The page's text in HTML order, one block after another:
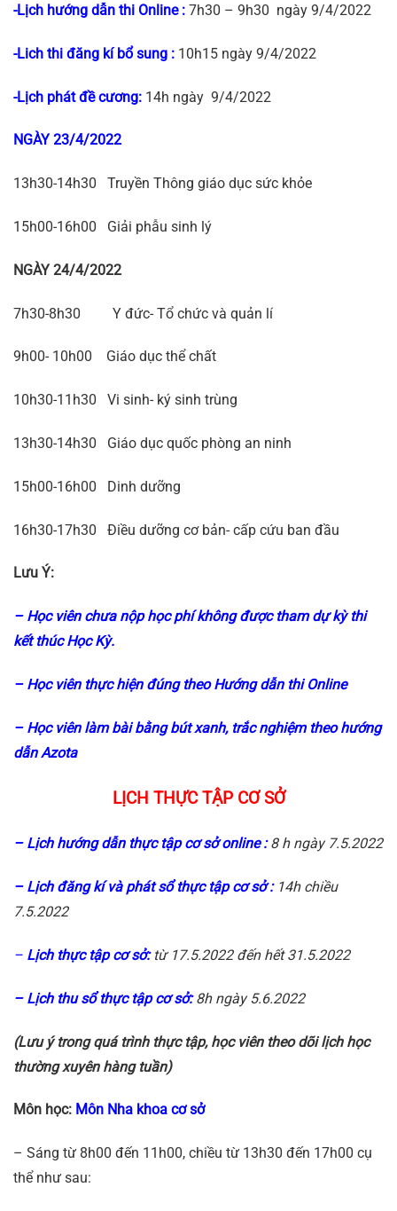
-Lịch hướng dẫn thi Online : 7h30 – 9h30 ngày 9/4/2022
-Lich thi đăng kí bổ sung : 10h15 ngày 9/4/2022
-Lịch phát đề cương: 14h ngày 9/4/2022
NGÀY 23/4/2022
13h30-14h30 Truyền Thông giáo dục sức khỏe
15h00-16h00 Giải phẫu sinh lý
NGÀY 24/4/2022
7h30-8h30 Y đức- Tổ chức và quản lí
9h00- 10h00 Giáo dục thể chất
10h30-11h30 Vi sinh- ký sinh trùng
13h30-14h30 Giáo dục quốc phòng an ninh
15h00-16h00 Dinh dưỡng
16h30-17h30 Điều dưỡng cơ bản- cấp cứu ban đầu
Lưu Ý:
– Học viên chưa nộp học phí không được tham dự kỳ thi
kết thúc Học Kỳ.
– Học viên thực hiện đúng theo Hướng dẫn thi Online
– Học viên làm bài bằng bút xanh, trắc nghiệm theo hướng
dẫn Azota
LỊCH THỰC TẬP CƠ SỞ
– Lịch hướng dẫn thực tập cơ sở online :8 h ngày 7.5.2022
– Lịch đăng kí và phát sổ thực tập cơ sở :14h chiều
7.5.2022
– Lịch thực tập cơ sở:từ 17.5.2022 đến hết 31.5.2022
– Lịch thu sổ thực tập cơ sở: 8h ngày 5.6.2022
(Lưu ý trong quá trình thực tập, học viên theo dõi lịch học
thường xuyên hàng tuần)
Môn học: Môn Nha khoa cơ sở
– Sáng từ 8h00 đến 11h00, chiều từ 13h30 đến 17h00 cụ
thể như sau: